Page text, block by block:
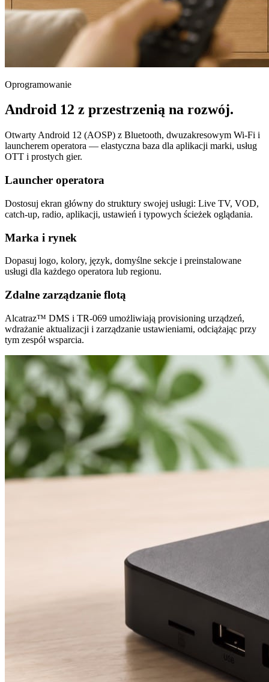
Oprogramowanie
Android 12 z przestrzenią na rozwój.
Otwarty Android 12 (AOSP) z Bluetooth, dwuzakresowym Wi-Fi i
launcherem operatora — elastyczna baza dla aplikacji marki, usług
OTT i prostych gier.
Launcher operatora
Dostosuj ekran główny do struktury swojej usługi: Live TV, VOD,
catch-up, radio, aplikacji, ustawień i typowych ścieżek oglądania.
Marka i rynek
Dopasuj logo, kolory, język, domyślne sekcje i preinstalowane
usługi dla każdego operatora lub regionu.
Zdalne zarządzanie flotą
Alcatraz™ DMS i TR-069 umożliwiają provisioning urządzeń,
wdrażanie aktualizacji i zarządzanie ustawieniami, odciążając przy
tym zespół wsparcia.